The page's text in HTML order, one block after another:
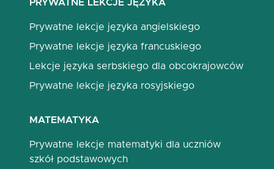
PRYWATNE LEKCJE JĘZYKA
Prywatne lekcje języka angielskiego
Prywatne lekcje języka francuskiego
Lekcje języka serbskiego dla obcokrajowców
Prywatne lekcje języka rosyjskiego
MATEMATYKA
Prywatne lekcje matematyki dla uczniów
szkół podstawowych